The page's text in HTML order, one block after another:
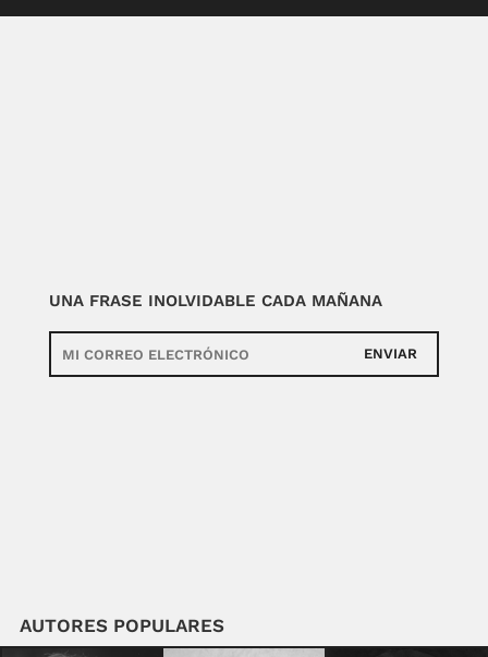
UNA FRASE INOLVIDABLE CADA MAÑANA
ENVIAR
AUTORES POPULARES